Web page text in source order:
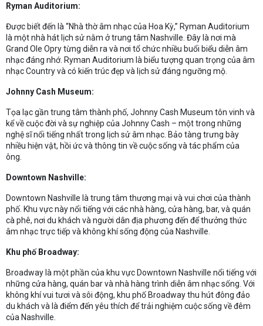
Ryman Auditorium:
Được biết đến là “Nhà thờ âm nhạc của Hoa Kỳ,” Ryman Auditorium
là một nhà hát lịch sử nằm ở trung tâm Nashville. Đây là nơi mà
Grand Ole Opry từng diễn ra và nơi tổ chức nhiều buổi biểu diễn âm
nhạc đáng nhớ. Ryman Auditorium là biểu tượng quan trọng của âm
nhạc Country và có kiến trúc đẹp và lịch sử đáng ngưỡng mộ.
Johnny Cash Museum:
Tọa lạc gần trung tâm thành phố, Johnny Cash Museum tôn vinh và
kể về cuộc đời và sự nghiệp của Johnny Cash – một trong những
nghệ sĩ nổi tiếng nhất trong lịch sử âm nhạc. Bảo tàng trưng bày
nhiều hiện vật, hồi ức và thông tin về cuộc sống và tác phẩm của
ông.
Downtown Nashville:
Downtown Nashville là trung tâm thương mại và vui chơi của thành
phố. Khu vực này nổi tiếng với các nhà hàng, cửa hàng, bar, và quán
cà phê, nơi du khách và người dân địa phương đến để thưởng thức
âm nhạc trực tiếp và không khí sống động của Nashville.
Khu phố Broadway:
Broadway là một phần của khu vực Downtown Nashville nổi tiếng với
những cửa hàng, quán bar và nhà hàng trình diễn âm nhạc sống. Với
không khí vui tươi và sôi động, khu phố Broadway thu hút đông đảo
du khách và là điểm đến yêu thích để trải nghiệm cuộc sống về đêm
của Nashville.